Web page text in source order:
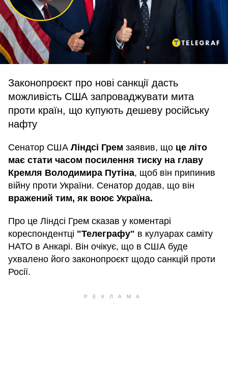
Законопроєкт про нові санкції дасть
можливість США запроваджувати мита
проти країн, що купують дешеву російську
нафту
Сенатор США Ліндсі Грем заявив, що це літо
має стати часом посилення тиску на главу
Кремля Володимира Путіна, щоб він припинив
війну проти України. Сенатор додав, що він
вражений тим, як воює Україна.
Про це Ліндсі Грем сказав у коментарі
кореспондентці "Телеграфу" в кулуарах саміту
НАТО в Анкарі. Він очікує, що в США буде
ухвалено його законопроєкт щодо санкцій проти
Росії.